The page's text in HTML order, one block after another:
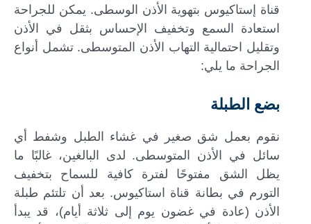
قناة إستاكيوس بتهوية الأذن الوسطى. يمكن للجراحة
استعادة السمع وتخفيف الإحساس بثقل في الأذن
وتقليل احتمالية التهاب الأذن المتوسطى. تشمل أنواع
الجراحة ما يلي:
بضع الطبلة
نقوم بعمل شق صغير في غشاء الطبل وشفط أي
سائل في الأذن المتوسطى. لدى البالغين، غالبًا ما
يظل الشق مفتوحًا لفترة كافية للسماح بتخفيف
التورم في بطانة قناة استاكيوس. بعد أن تلتئم طبلة
الأذن (عادة في غضون يوم إلى ثلاثة أيام)، قد يبدأ